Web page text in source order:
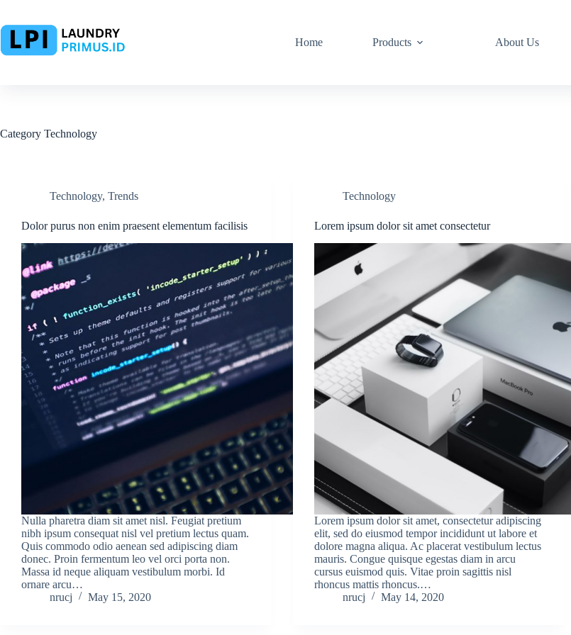
content
Home
Products About Us
Category Technology
Technology, Trends
Dolor purus non enim praesent elementum facilisis
Nulla pharetra diam sit amet nisl. Feugiat pretium
nibh ipsum consequat nisl vel pretium lectus quam.
Quis commodo odio aenean sed adipiscing diam
donec. Proin fermentum leo vel orci porta non.
Massa id neque aliquam vestibulum morbi. Id
ornare arcu…
nrucj
May 15, 2020
Technology
Lorem ipsum dolor sit amet consectetur
Lorem ipsum dolor sit amet, consectetur adipiscing
elit, sed do eiusmod tempor incididunt ut labore et
dolore magna aliqua. Ac placerat vestibulum lectus
mauris. Congue quisque egestas diam in arcu
cursus euismod quis. Vitae proin sagittis nisl
rhoncus mattis rhoncus.…
nrucj
May 14, 2020